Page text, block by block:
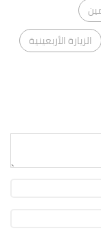
الزيارة الأربعينية